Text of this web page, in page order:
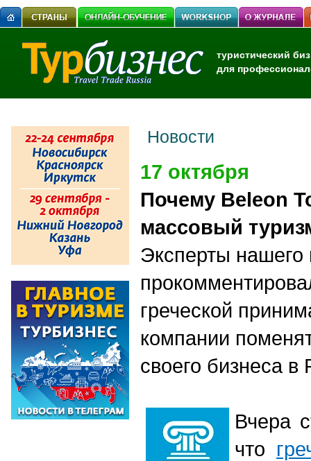
туристический
для
Новости
17 октября
Почему Beleon
массовый
Эксперты нашего
греческой
компании
своего бизнеса в
Вчера
что